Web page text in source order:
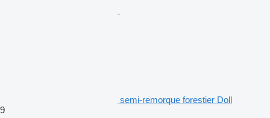
semi-remorque forestier Doll
9